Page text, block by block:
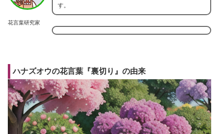
花言葉研究家
す。
ハナズオウの花言葉『裏切り』の由来